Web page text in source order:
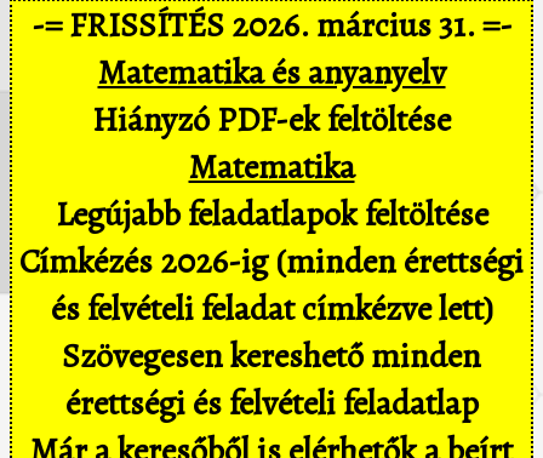
-= FRISSÍTÉS 2026. március 31. =-
Matematika és anyanyelv
Hiányzó PDF-ek feltöltése
Matematika
Legújabb feladatlapok feltöltése
Címkézés 2026-ig (minden érettségi
és felvételi feladat címkézve lett)
Szövegesen kereshető minden
érettségi és felvételi feladatlap